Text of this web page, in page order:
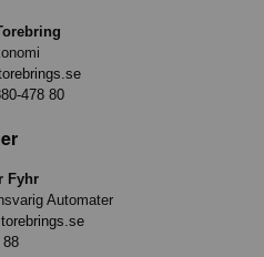
478 80
Fyhr
Automater
88